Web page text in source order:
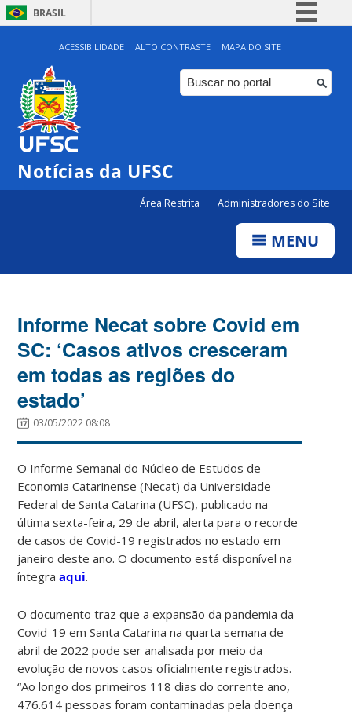
BRASIL
Simplifique!
Comunica BR
Participe
ACESSIBILIDADE ALTO CONTRASTE MAPA DO SITE
Notícias da UFSC
Área Restrita Administradores do Site
MENU
Informe Necat sobre Covid em
SC: ‘Casos ativos cresceram
em todas as regiões do
estado’
03/05/2022 08:08
O Informe Semanal do Núcleo de Estudos de
Economia Catarinense (Necat) da Universidade
Federal de Santa Catarina (UFSC), publicado na
última sexta-feira, 29 de abril, alerta para o recorde
de casos de Covid-19 registrados no estado em
janeiro deste ano. O documento está disponível na
íntegraaqui.
O documento traz que a expansão da pandemia da
Covid-19 em Santa Catarina na quarta semana de
abril de 2022 pode ser analisada por meio da
evolução de novos casos oficialmente registrados.
“Ao longo dos primeiros 118 dias do corrente ano,
476.614 pessoas foram contaminadas pela doença